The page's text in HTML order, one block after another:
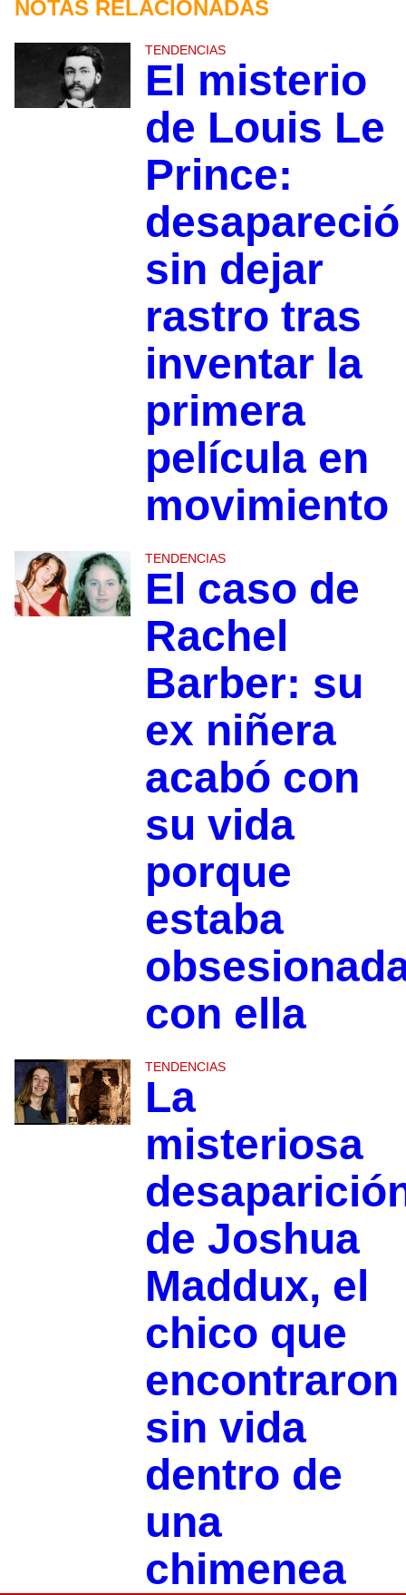
NOTAS RELACIONADAS
TENDENCIAS
El misterio
de Louis Le
Prince:
desapareció
sin dejar
rastro tras
inventar la
primera
película en
movimiento
TENDENCIAS
El caso de
Rachel
Barber: su
ex niñera
acabó con
su vida
porque
estaba
con ella
TENDENCIAS
La
misteriosa
de Joshua
Maddux, el
chico que
encontraron
sin vida
dentro de
una
chimenea